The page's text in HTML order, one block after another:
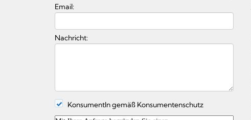
Email:
Nachricht:
KonsumentIn gemäß Konsumentenschutz